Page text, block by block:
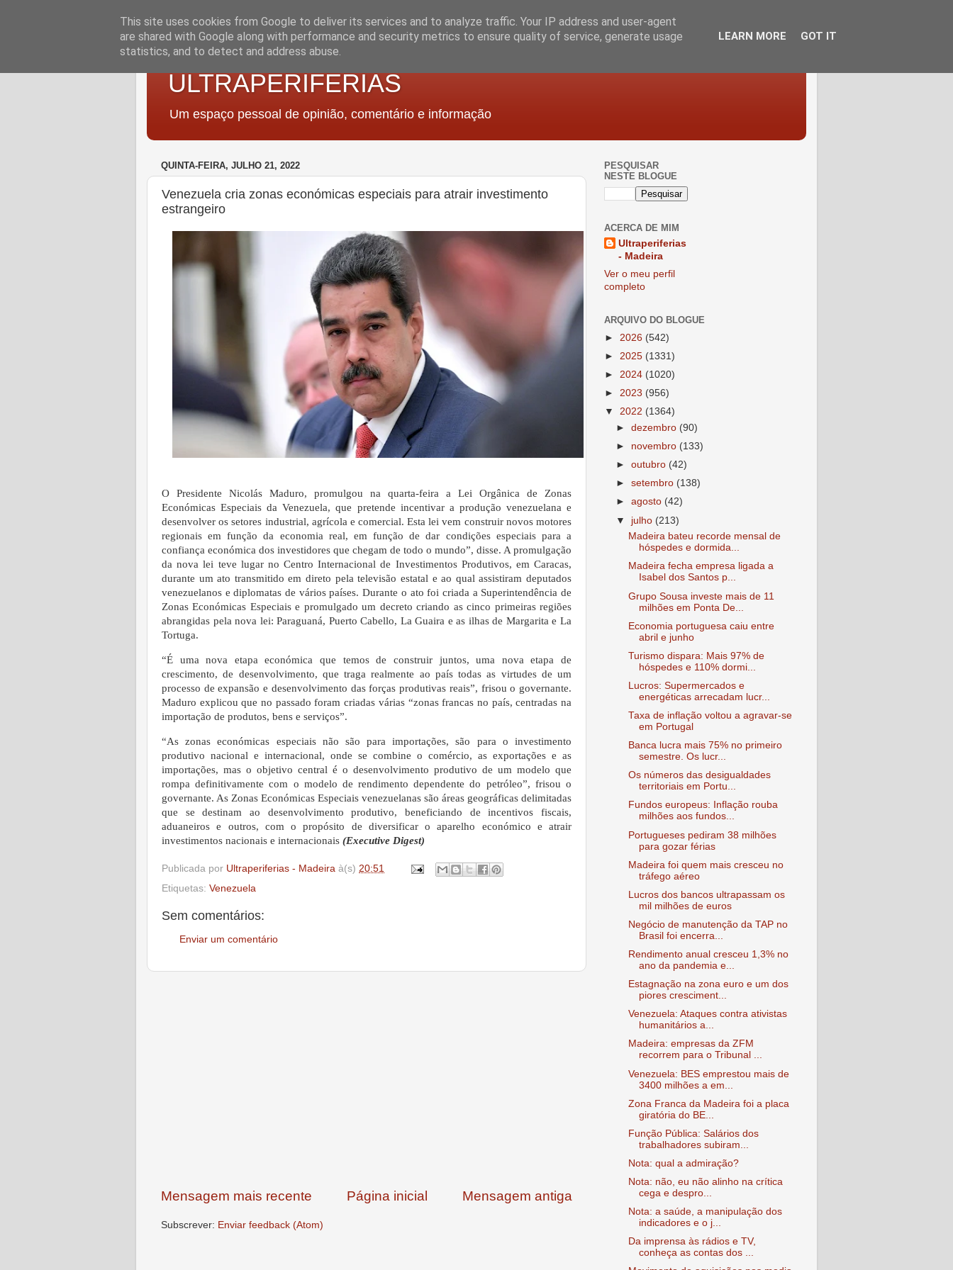
ULTRAPERIFERIAS
Um espaço pessoal de opinião, comentário e informação
QUINTA-FEIRA, JULHO 21, 2022
Venezuela cria zonas económicas especiais para atrair investimento
estrangeiro
O Presidente Nicolás Maduro, promulgou na quarta-feira a Lei Orgânica de Zonas
Económicas Especiais da Venezuela, que pretende incentivar a produção venezuelana e
desenvolver os setores industrial, agrícola e comercial. Esta lei vem construir novos motores
regionais em função da economia real, em função de dar condições especiais para a
confiança económica dos investidores que chegam de todo o mundo”, disse. A promulgação
da nova lei teve lugar no Centro Internacional de Investimentos Produtivos, em Caracas,
durante um ato transmitido em direto pela televisão estatal e ao qual assistiram deputados
venezuelanos e diplomatas de vários países. Durante o ato foi criada a Superintendência de
Zonas Económicas Especiais e promulgado um decreto criando as cinco primeiras regiões
abrangidas pela nova lei: Paraguaná, Puerto Cabello, La Guaira e as ilhas de Margarita e La
Tortuga.
“É uma nova etapa económica que temos de construir juntos, uma nova etapa de
crescimento, de desenvolvimento, que traga realmente ao país todas as virtudes de um
processo de expansão e desenvolvimento das forças produtivas reais”, frisou o governante.
Maduro explicou que no passado foram criadas várias “zonas francas no país, centradas na
importação de produtos, bens e serviços”.
“As zonas económicas especiais não são para importações, são para o investimento
produtivo nacional e internacional, onde se combine o comércio, as exportações e as
importações, mas o objetivo central é o desenvolvimento produtivo de um modelo que
rompa definitivamente com o modelo de rendimento dependente do petróleo”, frisou o
governante. As Zonas Económicas Especiais venezuelanas são áreas geográficas delimitadas
que se destinam ao desenvolvimento produtivo, beneficiando de incentivos fiscais,
aduaneiros e outros, com o propósito de diversificar o aparelho económico e atrair
investimentos nacionais e internacionais (Executive Digest)
Publicada por Ultraperiferias - Madeira à(s) 20:51
Etiquetas: Venezuela
Sem comentários:
Enviar um comentário
Mensagem mais recente Mensagem antiga
Página inicial
Subscrever: Enviar feedback (Atom)
PESQUISAR
NESTE BLOGUE
ACERCA DE MIM
Ultraperiferias
- Madeira
Ver o meu perfil
completo
ARQUIVO DO BLOGUE
► 2026 (542)
► 2025 (1331)
► 2024 (1020)
► 2023 (956)
▼ 2022 (1364)
►dezembro (90)
► novembro (133)
►outubro (42)
►setembro (138)
►agosto (42)
▼ julho (213)
Madeira bateu recorde mensal de
hóspedes e dormida...
Madeira fecha empresa ligada a
Isabel dos Santos p...
Grupo Sousa investe mais de 11
milhões em Ponta De...
Economia portuguesa caiu entre
abril e junho
Turismo dispara: Mais 97% de
hóspedes e 110% dormi...
Lucros: Supermercados e
energéticas arrecadam lucr...
Taxa de inflação voltou a agravar-se
em Portugal
Banca lucra mais 75% no primeiro
semestre. Os lucr...
Os números das desigualdades
territoriais em Portu...
Fundos europeus: Inflação rouba
milhões aos fundos...
Portugueses pediram 38 milhões
para gozar férias
Madeira foi quem mais cresceu no
tráfego aéreo
Lucros dos bancos ultrapassam os
mil milhões de euros
Negócio de manutenção da TAP no
Brasil foi encerra...
Rendimento anual cresceu 1,3% no
ano da pandemia e...
Estagnação na zona euro e um dos
piores cresciment...
Venezuela: Ataques contra ativistas
humanitários a...
Madeira: empresas da ZFM
recorrem para o Tribunal ...
Venezuela: BES emprestou mais de
3400 milhões a em...
Zona Franca da Madeira foi a placa
giratória do BE...
Função Pública: Salários dos
trabalhadores subiram...
Nota: qual a admiração?
Nota: não, eu não alinho na crítica
cega e despro...
Nota: a saúde, a manipulação dos
indicadores e o j...
Da imprensa às rádios e TV,
conheça as contas dos ...
This site uses cookies from Google to deliver its services and to analyze traffic. Your IP address and user-agent
are shared with Google along with performance and security metrics to ensure quality of service, generate usage
statistics, and to detect and address abuse.
LEARN MORE GOT IT